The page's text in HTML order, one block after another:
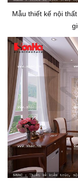
Mẫu thiết kế nội